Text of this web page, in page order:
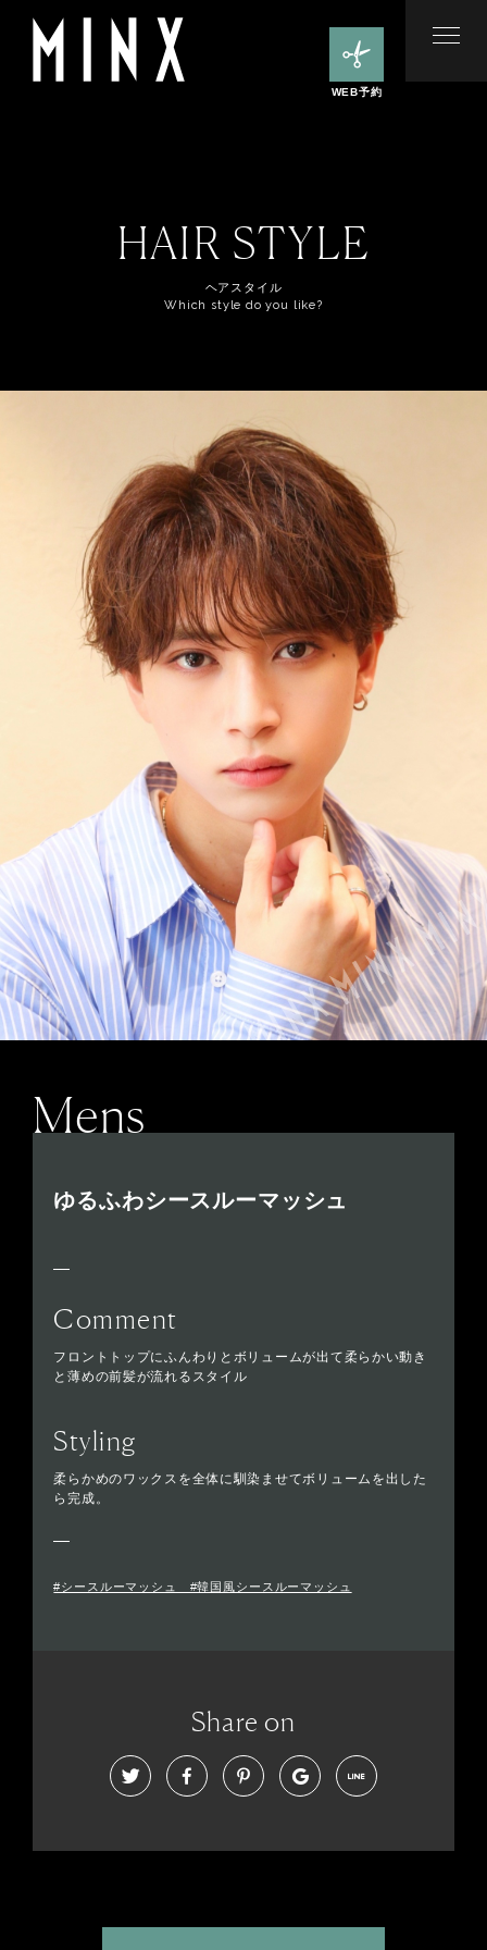
WEB予約
HAIR STYLE
ヘアスタイル
Which style do you like?
Mens
ゆるふわシースルーマッシュ
Comment
フロントトップにふんわりとボリュームが出て柔らかい動き
と薄めの前髪が流れるスタイル
Styling
柔らかめのワックスを全体に馴染ませてボリュームを出した
ら完成。
#シースルーマッシュ #韓国風シースルーマッシュ
Share on